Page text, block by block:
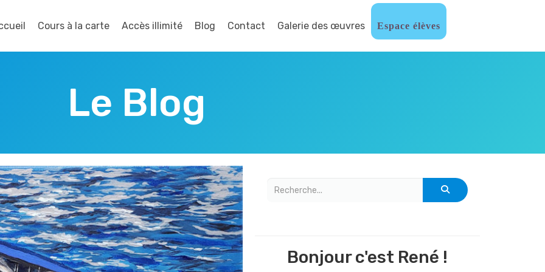
Cours à la carte Accès illimité Blog Contact Galerie des œuvres Espace élèves
Le Blog
Bonjour c'est René !